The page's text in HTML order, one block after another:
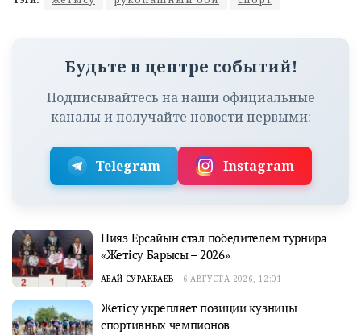
Будьте в центре событий!
Подписывайтесь на наши официальные
каналы и получайте новости первыми:
Telegram Instagram
Нияз Ерсайын стал победителем турнира
«Жетісу Барысы – 2026»
АБАЙ СУРАКБАЕВ 6 АВГУСТА 2026, 12:01
Жетісу укрепляет позиции кузницы
спортивных чемпионов